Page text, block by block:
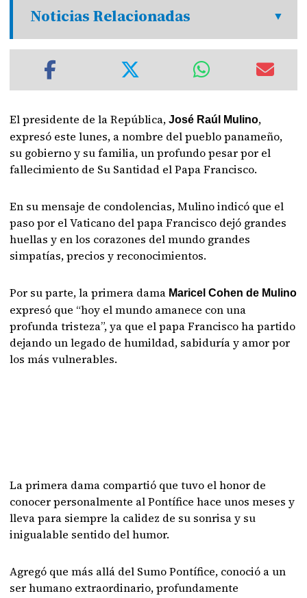
Noticias Relacionadas
El presidente de la República,José Raúl Mulino,
expresó este lunes, a nombre del pueblo panameño,
su gobierno y su familia, un profundo pesar por el
fallecimiento de Su Santidad el Papa Francisco.
En su mensaje de condolencias, Mulino indicó que el
paso por el Vaticano del papa Francisco dejó grandes
huellas y en los corazones del mundo grandes
simpatías, precios y reconocimientos.
Por su parte, la primera dama Maricel Cohen de Mulino
expresó que “hoy el mundo amanece con una
profunda tristeza”, ya que el papa Francisco ha partido
dejando un legado de humildad, sabiduría y amor por
los más vulnerables.
La primera dama compartió que tuvo el honor de
conocer personalmente al Pontífice hace unos meses y
lleva para siempre la calidez de su sonrisa y su
inigualable sentido del humor.
Agregó que más allá del Sumo Pontífice, conoció a un
ser humano extraordinario, profundamente